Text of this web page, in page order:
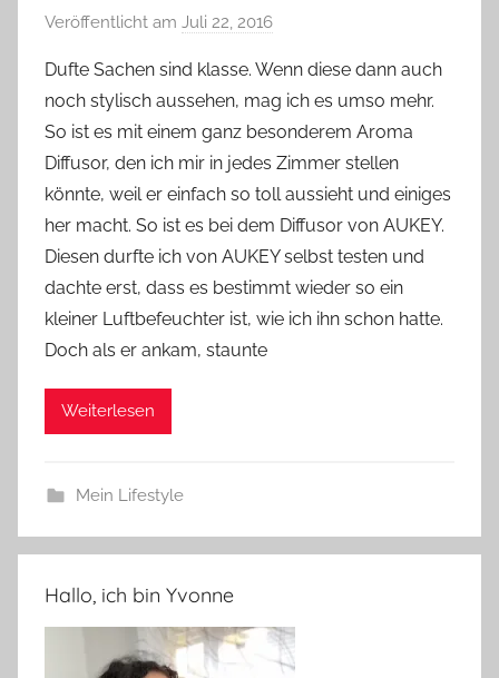
Veröffentlicht am Juli 22, 2016
n
Y
v
o
n
n
e
Dufte Sachen sind klasse. Wenn diese dann auch
noch stylisch aussehen, mag ich es umso mehr.
So ist es mit einem ganz besonderem Aroma
Diffusor, den ich mir in jedes Zimmer stellen
könnte, weil er einfach so toll aussieht und einiges
her macht. So ist es bei dem Diffusor von AUKEY.
Diesen durfte ich von AUKEY selbst testen und
dachte erst, dass es bestimmt wieder so ein
kleiner Luftbefeuchter ist, wie ich ihn schon hatte.
Doch als er ankam, staunte
Weiterlesen
Mein Lifestyle
Hallo, ich bin Yvonne